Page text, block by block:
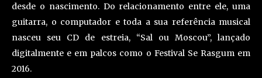
desde o nascimento. Do relacionamento entre ele, uma
guitarra, o computador e toda a sua referência musical
nasceu seu CD de estreia, “Sal ou Moscou”, lançado
digitalmente e em palcos como o Festival Se Rasgum em
2016.